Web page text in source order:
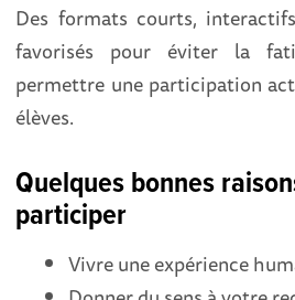
Des formats courts,
favorisés pour éviter la
permettre une participation
élèves.
Quelques bonnes
participer
Vivre une expérience